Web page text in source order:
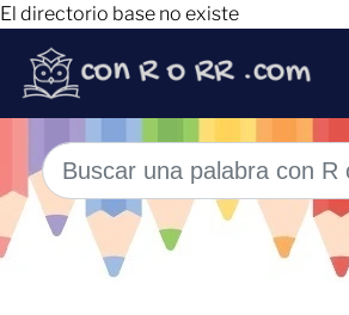
El directorio base no existe